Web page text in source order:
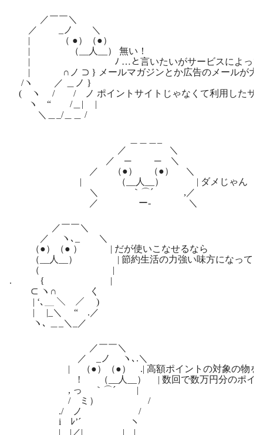
／￣￣＼
／ _ノ ＼
| （ ●）（●）
| （__人__） 無い！
| ﾉ …と言いたいがサービスによっては登録
| ∩ノ ⊃ } メールマガジンとか広告のメールが大量
/ヽ ／ ＿ノ }
( ヽ / / ノ ポイントサイトじゃなくて利用したサー
ヽ “ /＿| |
＼＿_/＿＿ /
／ ＼
／ ─ ─ ＼
／ （●） （●） ＼
| （__人__） | ダメじゃん
＼ ｀⌒´ ,／
／ ー‐ ＼
／￣￣＼
／ ヽ､_ ＼
（●）（● ） | だが使いこなせるなら
（__人__） | 節約生活の力強い味方になってく
（ |
. { |
⊂ ヽ∩ く
| ‘､＿ ＼ ／ )
| |_＼ “ .／
ヽ､ ＿_＼_／
／￣￣＼
／ _ノ ヽ､.＼
| （●）（●） .| 高額ポイントの対象の物を
! （__人__） | 数回で数万円分のポイントを
, っ ｀⌒´ |
/ ミ） /
./ ノゝ /
i ﾚ’´ ヽ
| |／| | |